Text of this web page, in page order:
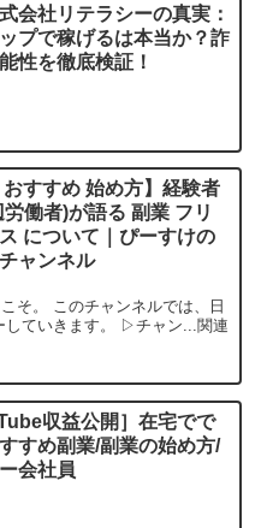
会社リテラシーの真実：
プで稼げるは本当か？詐
性を徹底検証！
おすすめ 始め方】経験者
働者)が語る 副業 フリ
について｜ぴーすけの
ャンネル
そ。 このチャンネルでは、日
していきます。 ▷チャン...関連
収益公開］在宅でで
すめ副業/副業の始め方/
会社員